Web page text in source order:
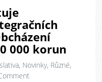
000 korun
, Novinky, Různé,
on